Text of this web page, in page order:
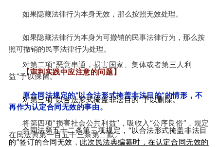
如果隐藏法律行为本身无效 ， 那么按照无效处理。
如果隐藏法律行为本身为可撤销的民事法律行为 ， 那么按
照可撤销的民事法律行为处理。
【审判实践中应注意的问题】
原合同法规定的“以合法形式掩盖非法目的”的情形 ，不
再作为认定合同无效的事由。
合同法第五十二条第三项规定 ， “以合法形式掩盖非法目
的”签订的合同无效 ， 此次民法典编纂时 ，在认定合同无效的
对第二项“恶意串通 ，损害国家 、集体或者第三人利
益”予以保留。
对第三项“以合法形式掩盖非法目的”予以删除。
将第四项“损害社会公共利益” ，吸收入“公序良俗” ， 规定
在民法典第一百五十三条第二款。